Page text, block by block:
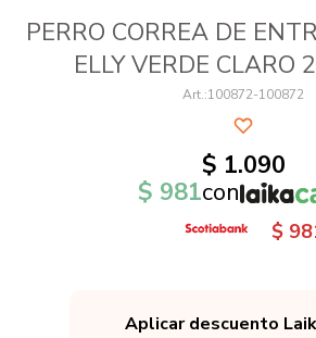
PERRO CORREA DE
ELLY VERDE CLARO
100872-100872
$ 1.090
$ 981con
$
Aplicar descuento